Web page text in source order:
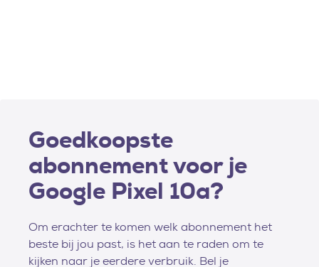
Goedkoopste
abonnement voor je
Google Pixel 10a?
Om erachter te komen welk abonnement het
beste bij jou past, is het aan te raden om te
kijken naar je eerdere verbruik. Bel je